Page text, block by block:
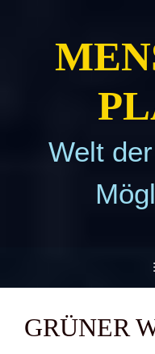
Welt
GRÜ­NER